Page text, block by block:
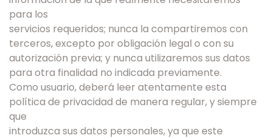
para los
servicios requeridos; nunca la compartiremos con
terceros, excepto por obligación legal o con su
autorización previa; y nunca utilizaremos sus datos
para otra finalidad no indicada previamente.
Como usuario, deberá leer atentamente esta
política de privacidad de manera regular, y siempre
que
introduzca sus datos personales, ya que este